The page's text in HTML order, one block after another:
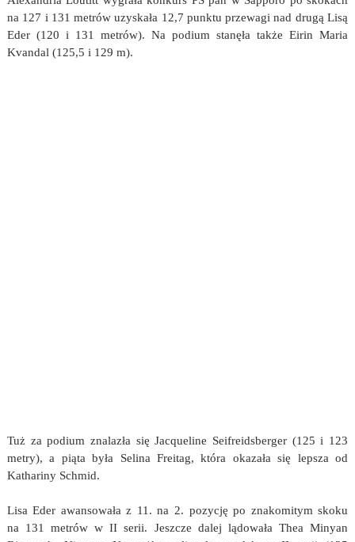
na 127 i 131 metrów uzyskała 12,7 punktu przewagi nad drugą Lisą
Eder (120 i 131 metrów). Na podium stanęła także Eirin Maria
Kvandal (125,5 i 129 m).
Tuż za podium znalazła się Jacqueline Seifreidsberger (125 i 123
metry), a piąta była Selina Freitag, która okazała się lepsza od
Kathariny Schmid.
Lisa Eder awansowała z 11. na 2. pozycję po znakomitym skoku
na 131 metrów w II serii. Jeszcze dalej lądowała Thea Minyan